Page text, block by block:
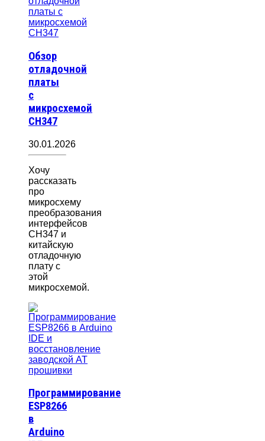
Обзор
отладочной
платы
с
микросхемой
CH347
30.01.2026
Хочу
рассказать
про
микросхему
преобразования
интерфейсов
CH347 и
китайскую
отладочную
плату с
этой
микросхемой.
Программирование
ESP8266
в
Arduino